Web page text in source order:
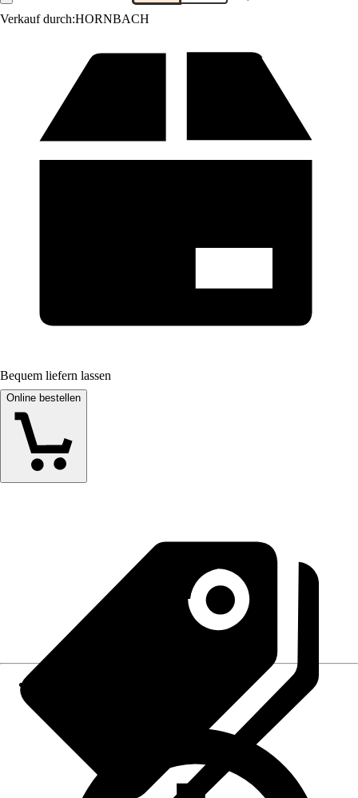
Verkauf durch:HORNBACH
Bequem liefern lassen
Online bestellen